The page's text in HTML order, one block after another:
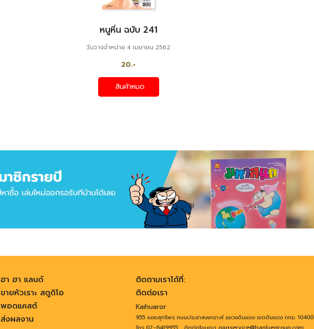
หนูหิ่น ฉบับ 241
วันวางจำหน่าย 4 เมษายน 2562
20.-
สินค้าหมด
ฮา ฮา แลนด์
ขายหัวเราะ สตูดิโอ
พอดแคสต์
ส่งผลงาน
ติดตามเราได้ที่:
ติดต่อเรา
Kaihuaror
955 ซอยสุทธิพร ถนนประชาสงเคราะห์ แขวงดินแดง เขตดินแดง กทม. 10400